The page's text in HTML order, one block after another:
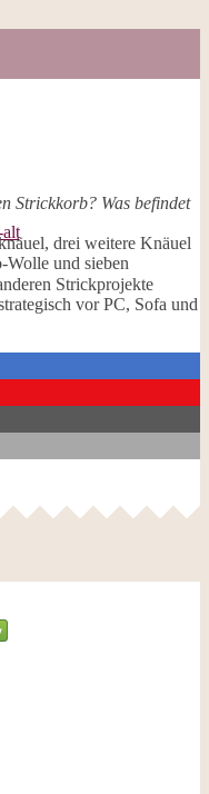
Strickkorb? Was befindet
drei weitere Knäuel
Wolle und sieben
Strickprojekte
vor PC, Sofa und